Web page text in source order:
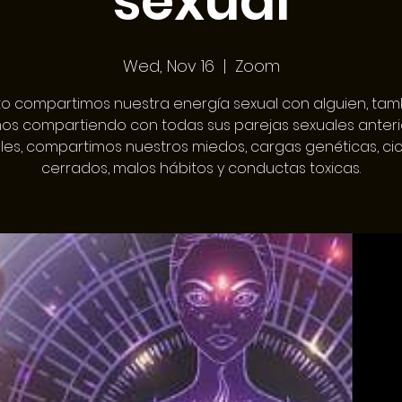
Wed, Nov 16
  |
Zoom
compartimos nuestra energía sexual con alguien,
compartiendo con todas sus parejas sexuales
compartimos nuestros miedos, cargas genéticas,
cerrados, malos hábitos y conductas toxicas.